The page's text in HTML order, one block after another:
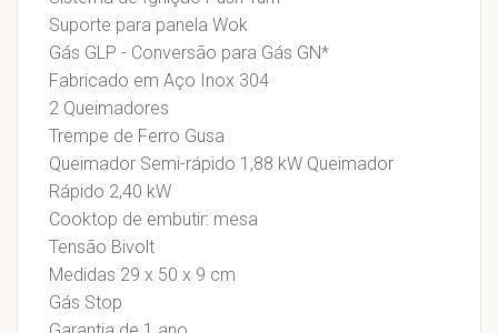
Suporte para panela Wok
Gás GLP - Conversão para Gás GN*
Fabricado em Aço Inox 304
2 Queimadores
Trempe de Ferro Gusa
Queimador Semi-rápido 1,88 kW Queimador
Rápido 2,40 kW
Cooktop de embutir: mesa
Tensão Bivolt
Medidas 29 x 50 x 9 cm
Gás Stop